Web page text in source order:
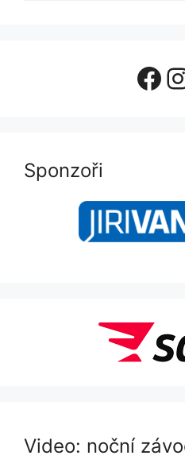
Sponzoři
Video: noční